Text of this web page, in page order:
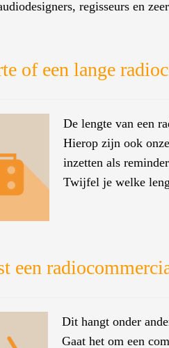
regisseurs en
of een lange
De lengte van een
Hierop zijn ook
inzetten als
Twijfel je welke
een
Dit hangt onder
Gaat het om een